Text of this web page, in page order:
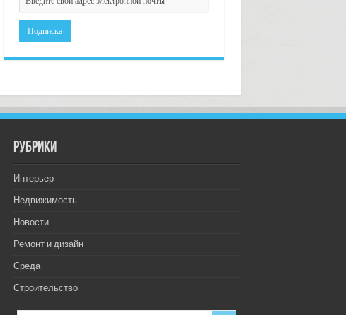
РУбрики
Интерьер
Недвижимость
Новости
Ремонт и дизайн
Среда
Строительство